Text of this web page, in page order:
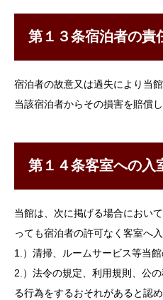
第１３条宿泊者の責
宿泊者の故意又は過失により当
当該宿泊者からその損害を賠償
第１４条客室への入
当館は、次に掲げる場合におい
っても宿泊者の許可なく客室へ
1.）清掃、ルームサービス等当
2.）法令の規定、利用規則、公
る行為をするおそれがあると認